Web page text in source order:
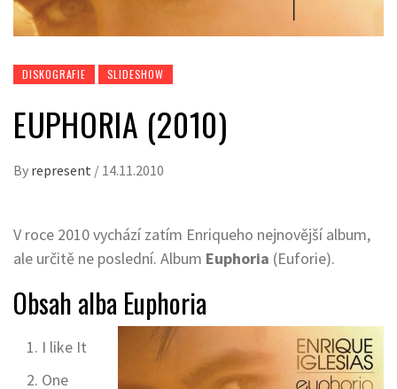
DISKOGRAFIE SLIDESHOW
EUPHORIA (2010)
By represent / 14.11.2010
V roce 2010 vychází zatím Enriqueho nejnovější album,
ale určitě ne poslední. Album Euphoria (Euforie).
Obsah alba Euphoria
I like It
One